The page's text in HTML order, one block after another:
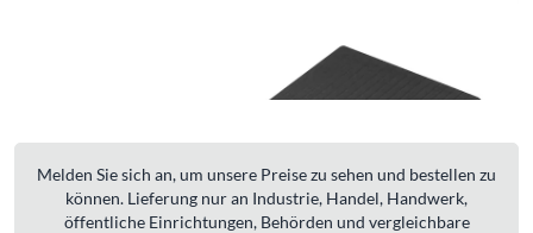
Melden Sie sich an, um unsere Preise zu sehen und bestellen zu
können. Lieferung nur an Industrie, Handel, Handwerk,
öffentliche Einrichtungen, Behörden und vergleichbare